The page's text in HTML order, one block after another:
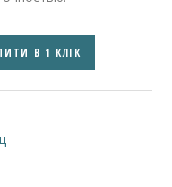
В 1 КЛІК